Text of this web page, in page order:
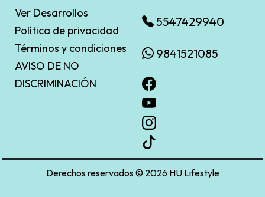
Ver Desarrollos
Política de privacidad
Términos y condiciones
AVISO DE NO
DISCRIMINACIÓN
5547429940
9841521085
Derechos reservados © 2026 HU Lifestyle